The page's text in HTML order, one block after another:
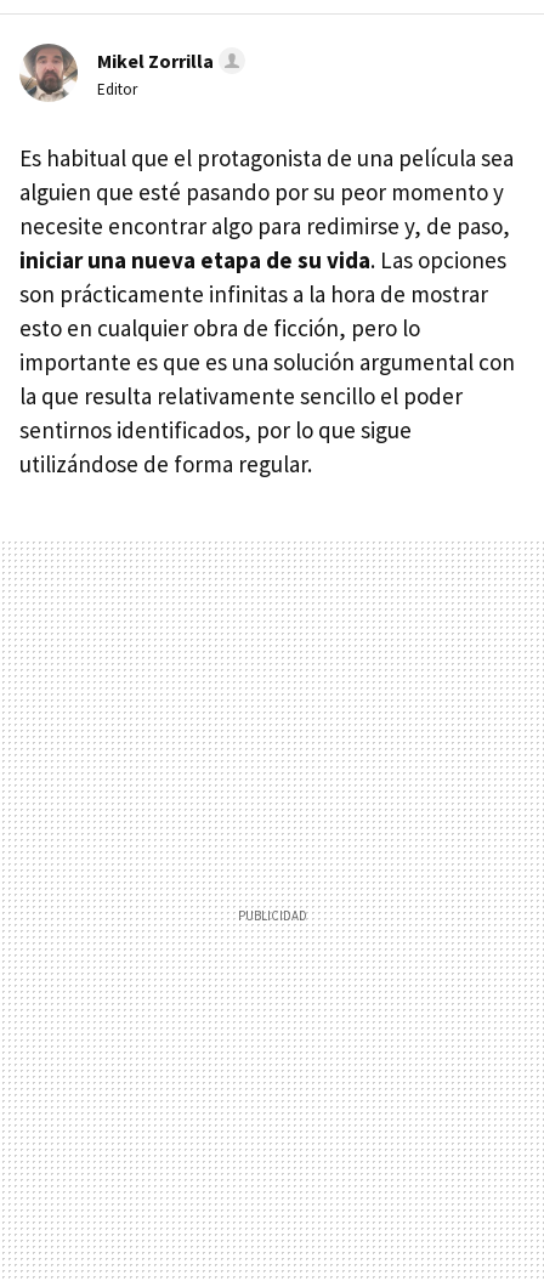
Mikel Zorrilla
Editor
Es habitual que el protagonista de una película sea
alguien que esté pasando por su peor momento y
necesite encontrar algo para redimirse y, de paso,
iniciar una nueva etapa de su vida. Las opciones
son prácticamente infinitas a la hora de mostrar
esto en cualquier obra de ficción, pero lo
importante es que es una solución argumental con
la que resulta relativamente sencillo el poder
sentirnos identificados, por lo que sigue
utilizándose de forma regular.